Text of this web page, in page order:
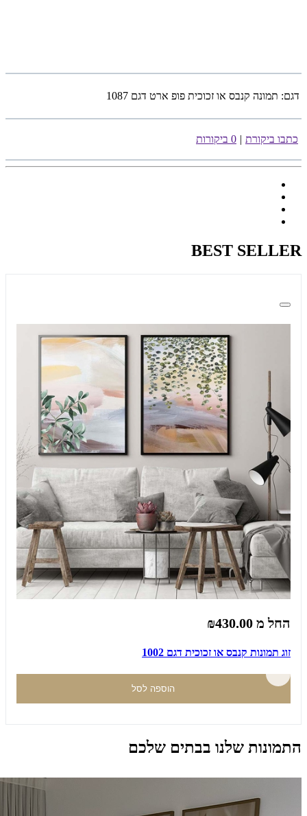
דגם: תמונה קנבס או זכוכית פופ ארט דגם 1087
כתבו ביקורת | 0 ביקורות
BEST SELLER
החל מ ₪430.00
זוג תמונות קנבס או זכוכית דגם 1002
הוספה לסל
התמונות שלנו בבתים שלכם